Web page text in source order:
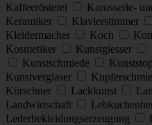
Kaffeerösterei
Karosserie-
Keramiker
Klavierstimmer
Kleidermacher
Koch
Kosmetiker
Kunstgiesser
Kunstschmiede
Kunstverglaser
Kürschner
Lackkunst
Landwirtschaft
Lederbekleidungserzeugung